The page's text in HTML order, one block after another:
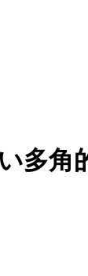
多角